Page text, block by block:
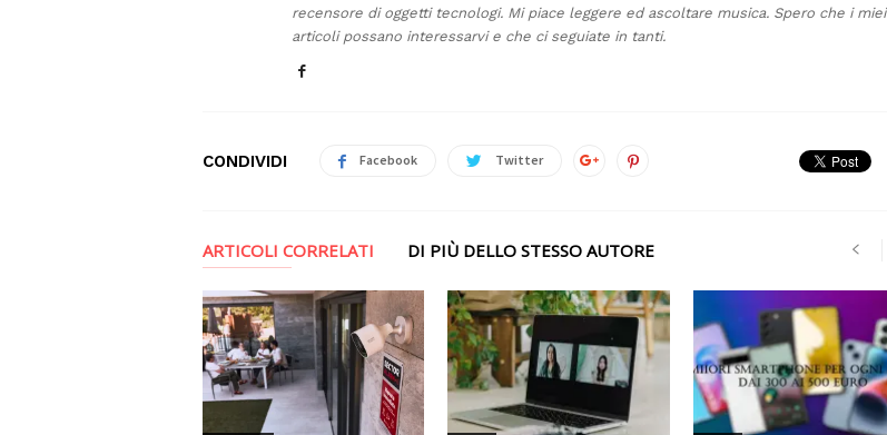
recensore di oggetti tecnologi. Mi piace leggere ed ascoltare musica. Spero che i miei
articoli possano interessarvi e che ci seguiate in tanti.
CONDIVIDI Facebook Twitter
ARTICOLI CORRELATI DI PIÙ DELLO STESSO AUTORE